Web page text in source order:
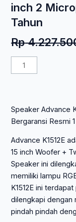
inch 2
Tahun
Rp
Kuantitas
Speaker
E
Speaker
inch
2
Microphone
Bergaransi
Resmi
1
Tahun
Speaker Advance
Bergaransi Resmi
Advance K1512E
15 inch Woofer +
Speaker ini
memiliki lampu
K1512E ini
dilengkapi dengan
pindah pindah